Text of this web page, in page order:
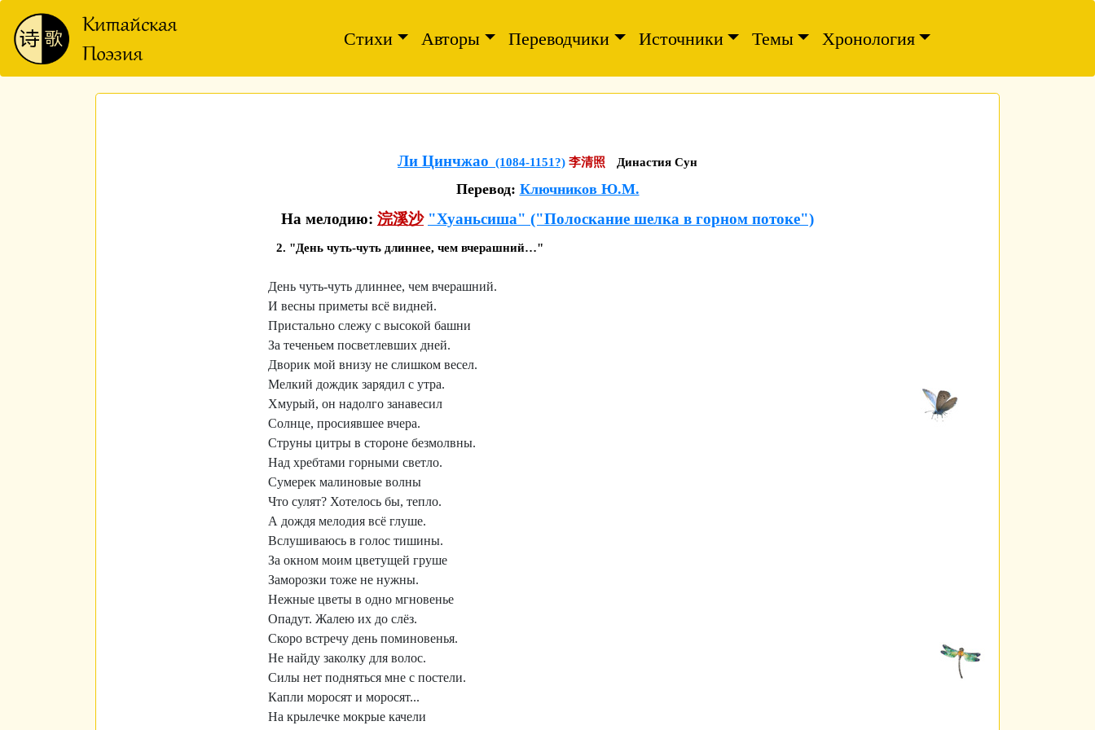
Стихи Авторы Переводчики Источники Темы Хронология
Ли Цинчжао (1084-1151?) 李清照 Династия Сун
Перевод: Ключников Ю.М.
На мелодию: 浣溪沙 "Хуаньсиша" ("Полоскание шелка в горном потоке")
2. "День чуть-чуть длиннее, чем вчерашний…"
День чуть-чуть длиннее, чем вчерашний.
И весны приметы всё видней.
Пристально слежу с высокой башни
За теченьем посветлевших дней.
Дворик мой внизу не слишком весел.
Мелкий дождик зарядил с утра.
Хмурый, он надолго занавесил
Солнце, просиявшее вчера.
Струны цитры в стороне безмолвны.
Над хребтами горными светло.
Сумерек малиновые волны
Что сулят? Хотелось бы, тепло.
А дождя мелодия всё глуше.
Вслушиваюсь в голос тишины.
За окном моим цветущей груше
Заморозки тоже не нужны.
Нежные цветы в одно мгновенье
Опадут. Жалею их до слёз.
Скоро встречу день поминовенья.
Не найду заколку для волос.
Силы нет подняться мне с постели.
Капли моросят и моросят...
На крылечке мокрые качели